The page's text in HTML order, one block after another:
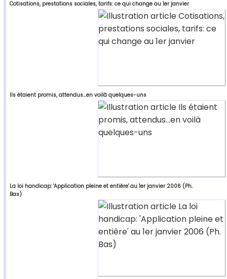
Cotisations, prestations sociales, tarifs: ce qui change au 1er janvier
Ils étaient promis, attendus...en voilà quelques-uns
La loi handicap: 'Application pleine et entière' au 1er janvier 2006 (Ph.
Bas)